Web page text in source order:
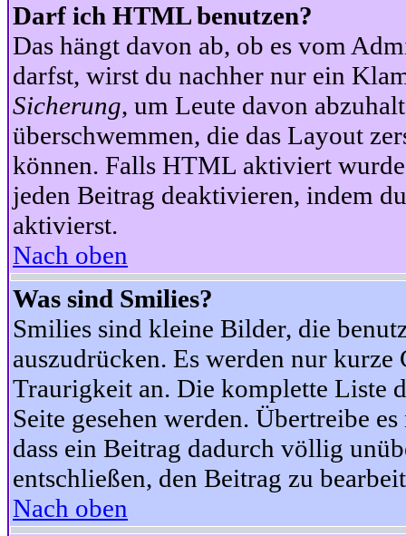
Darf ich HTML benutzen?
Das hängt davon ab, ob es vom
darfst, wirst du nachher nur ein
Sicherung, um Leute davon
überschwemmen, die das Layout
können. Falls HTML aktiviert
jeden Beitrag deaktivieren, indem
aktivierst.
Nach oben
Was sind Smilies?
Smilies sind kleine Bilder, die
auszudrücken. Es werden nur
Traurigkeit an. Die komplette Liste
Seite gesehen werden. Übertreibe
dass ein Beitrag dadurch völlig
entschließen, den Beitrag zu
Nach oben